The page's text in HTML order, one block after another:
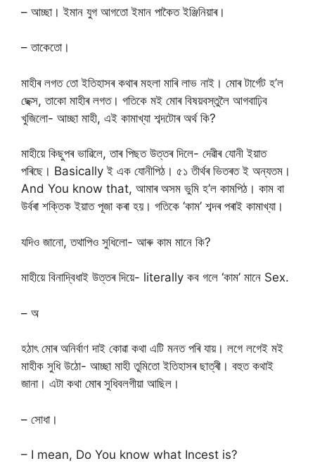
– আচ্ছা। ইমান যুগ আগতো ইমান পাকৈত ইঞ্জিনিয়াৰ‌।
– তাকেতো।
মাহীৰ লগত তো ইতিহাসৰ কথাৰ মহলা মাৰি লাভ নাই। মোৰ টাৰ্গেট হ’ল
ছেক্স, তাকো মাহীৰ লগত। গতিকে মই মোৰ বিষয়বস্তুলৈ আগবাঢ়িব
খুজিলো- আচ্ছা মাহী, এই কামাখ্যা শব্দটোৰ অৰ্থ কি?
মাহীয়ে কিছুপৰ ভাৱিলে, তাৰ পিছত উত্তৰ দিলে- দেৱীৰ যোনী ইয়াত
পৰিছে। Basically ই এক যোনীপিঠ। ৫১ তীৰ্থৰ ভিতৰত ই অন্যতম।
And You know that, আমাৰ অসম ভুমি হ’ল কামপিঠ। কাম বা
উৰ্বৰা শক্তিক ইয়াত পূজা কৰা হয়। গতিকে ‘কাম’ শব্দৰ পৰাই কামাখ্যা।
যদিও জানো, তথাপিও সুধিলো- আৰু কাম মানে কি?
মাহীয়ে বিনাদ্বিধাই উত্তৰ দিয়ে- literally কব গলে ‘কাম’ মানে Sex.
– অ
হঠাৎ মোৰ অনিৰ্বাণ দাই কোৱা কথা এটি মনত পৰি যায়। লগে লগেই মই
মাহীক সুধি উঠো- আচ্ছা মাহী তুমিতো ইতিহাসৰ ছাত্ৰী। বহুত কথাই
জানা। এটা কথা মোৰ সুধিবলগীয়া আছিল।
– সোধা।
– I mean, Do You know what Incest is?